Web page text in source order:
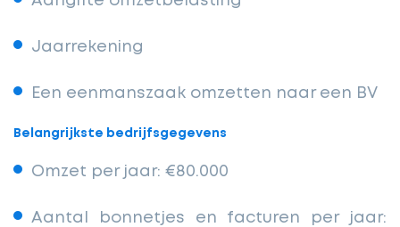
Jaarrekening
Een eenmanszaak omzetten naar een BV
Belangrijkste bedrijfsgegevens
Omzet per jaar: €80.000
Aantal bonnetjes en facturen per jaar: